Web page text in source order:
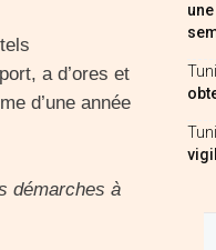
a d’ores et
d’une année
démarches à